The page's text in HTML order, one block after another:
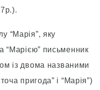
“Марія”, яку
“Марією” письменник
із двома названими
пригода” і “Марія”)